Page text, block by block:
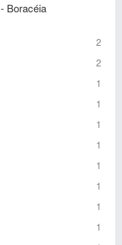
- Boracéia
2
2
1
1
1
1
1
1
1
1